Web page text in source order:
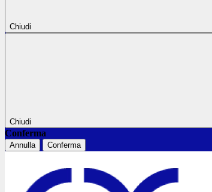
Chiudi
Chiudi
Conferma
Annulla Conferma